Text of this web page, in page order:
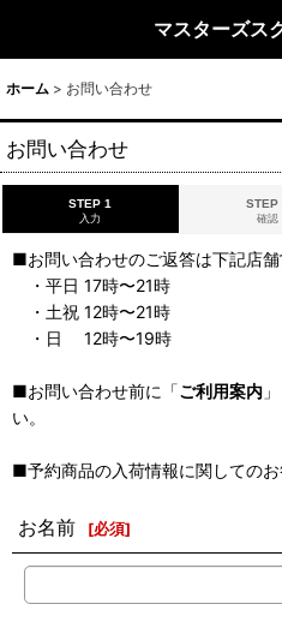
マスターズス
ホーム > お問い合わせ
お問い合わせ
STEP 1
入力
STEP
確認
■お問い合わせのご返答は下記店舗
・平日 17時〜21時
・土祝 12時〜21時
・日 12時〜19時
■お問い合わせ前に「ご利用案内
い。
■予約商品の入荷情報に関してのお
お名前 [必須]